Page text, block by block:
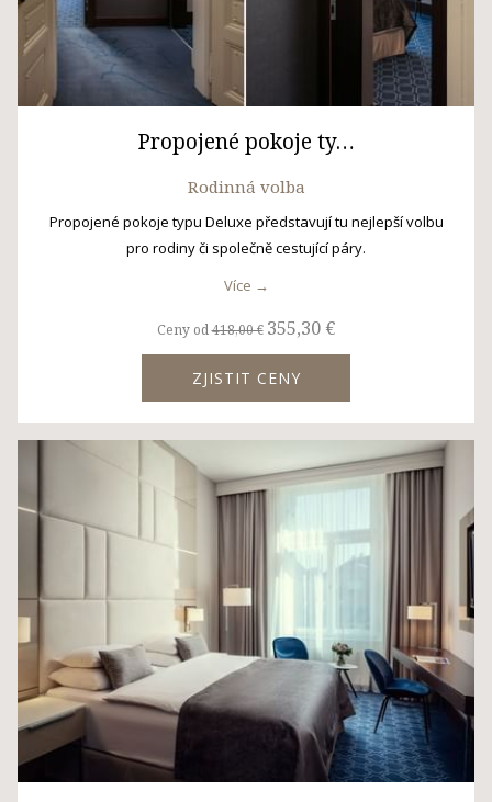
Propojené pokoje ty…
Rodinná volba
Propojené pokoje typu Deluxe představují tu nejlepší volbu
pro rodiny či společně cestující páry.
Více
Ceny od418,00 € 355,30 €
ZJISTIT CENY